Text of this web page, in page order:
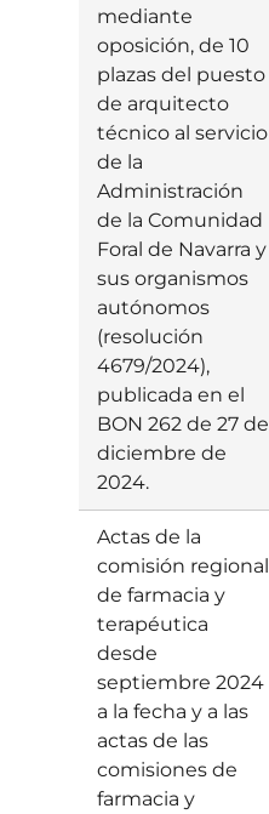
mediante
oposición, de 10
plazas del puesto
de arquitecto
técnico al servicio
de la
Administración
de la Comunidad
Foral de Navarra y
sus organismos
autónomos
(resolución
4679/2024),
publicada en el
BON 262 de 27 de
diciembre de
2024.
Actas de la
comisión regional
de farmacia y
terapéutica
desde
septiembre 2024
a la fecha y a las
actas de las
comisiones de
farmacia y